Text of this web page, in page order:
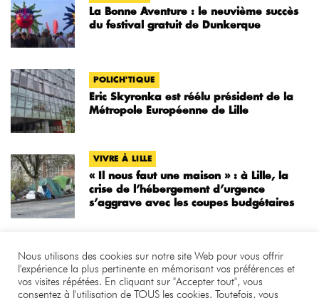
La Bonne Aventure : le neuvième succès
du festival gratuit de Dunkerque
POLICH'TIQUE
Eric Skyronka est réélu président de la
Métropole Européenne de Lille
VIVRE À LILLE
« Il nous faut une maison » : à Lille, la
crise de l’hébergement d’urgence
s’aggrave avec les coupes budgétaires
© Benjamin Bourgeois .
Nous utilisons des cookies sur notre site Web pour vous offrir
l'expérience la plus pertinente en mémorisant vos préférences et
vos visites répétées. En cliquant sur "Accepter tout", vous
consentez à l'utilisation de TOUS les cookies. Toutefois, vous